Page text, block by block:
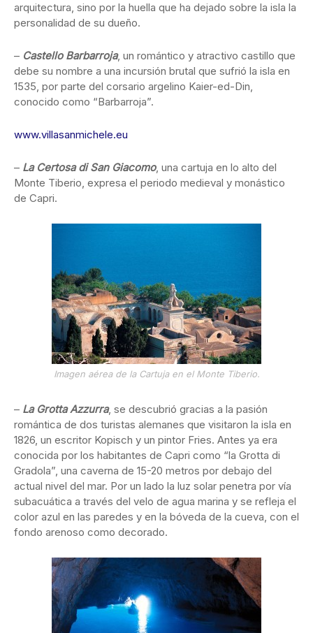
arquitectura, sino por la huella que ha dejado sobre la isla la
personalidad de su dueño.
– Castello Barbarroja, un romántico y atractivo castillo que
debe su nombre a una incursión brutal que sufrió la isla en
1535, por parte del corsario argelino Kaier-ed-Din,
conocido como “Barbarroja”.
www.villasanmichele.eu
– La Certosa di San Giacomo, una cartuja en lo alto del
Monte Tiberio, expresa el periodo medieval y monástico
de Capri.
Imagen aérea de la Cartuja en el Monte Tiberio.
– La Grotta Azzurra, se descubrió gracias a la pasión
romántica de dos turistas alemanes que visitaron la isla en
1826, un escritor Kopisch y un pintor Fries. Antes ya era
conocida por los habitantes de Capri como “la Grotta di
Gradola”, una caverna de 15-20 metros por debajo del
actual nivel del mar. Por un lado la luz solar penetra por vía
subacuática a través del velo de agua marina y se refleja el
color azul en las paredes y en la bóveda de la cueva, con el
fondo arenoso como decorado.